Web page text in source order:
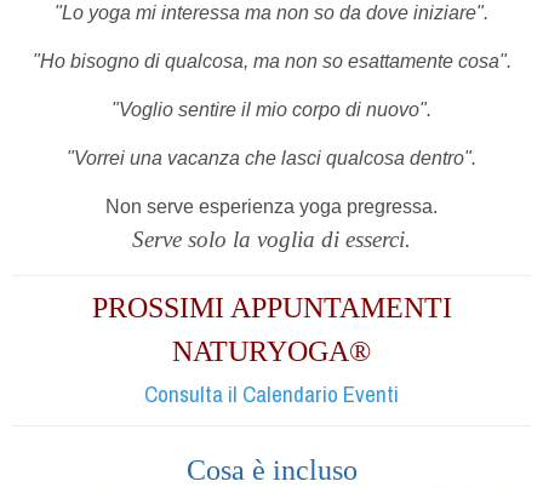
"Lo yoga mi interessa ma non so da dove iniziare".
"Ho bisogno di qualcosa, ma non so esattamente cosa".
"Voglio sentire il mio corpo di nuovo".
"Vorrei una vacanza che lasci qualcosa dentro".
Non serve esperienza yoga pregressa.
Serve solo la voglia di esserci.
PROSSIMI APPUNTAMENTI
NATURYOGA®
Consulta il Calendario Eventi
Cosa è incluso